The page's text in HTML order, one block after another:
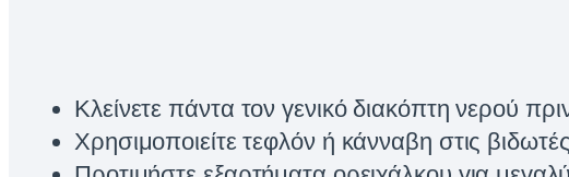
Κλείνετε πάντα τον γενικό διακόπτη νερού
Χρησιμοποιείτε τεφλόν ή κάνναβη στις